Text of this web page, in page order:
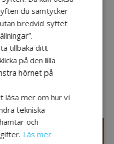
och mående
som
av
och
med cirka
du samtycker
bredvid syftet
tillbaka ditt
på den lilla
hörnet på
läsa mer om hur vi
tekniska
och
Läs mer